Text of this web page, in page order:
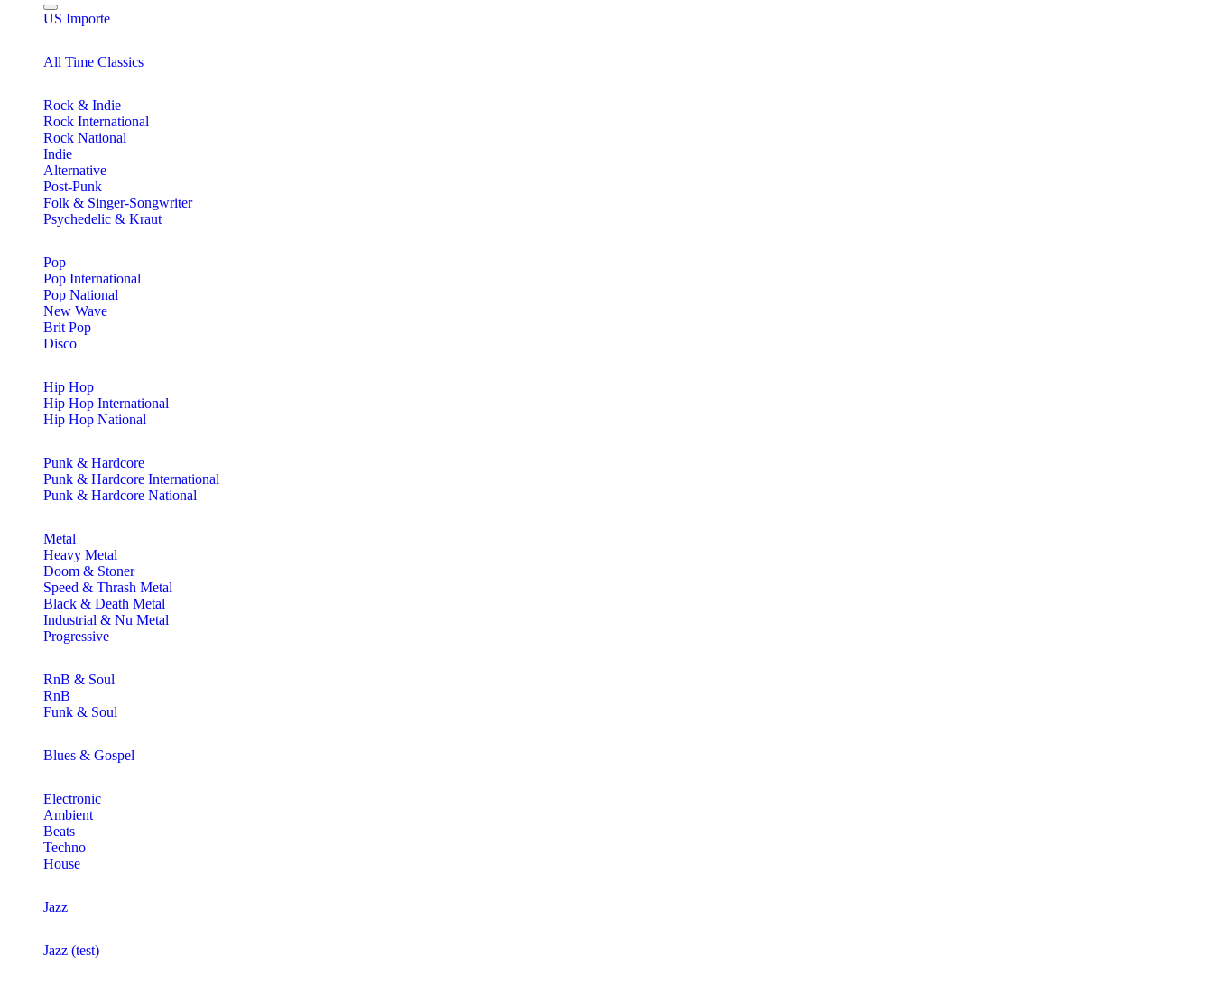
US Importe
All Time Classics
Rock & Indie
Rock International
Rock National
Indie
Alternative
Post-Punk
Folk & Singer-Songwriter
Psychedelic & Kraut
Pop
Pop International
Pop National
New Wave
Brit Pop
Disco
Hip Hop
Hip Hop International
Hip Hop National
Punk & Hardcore
Punk & Hardcore International
Punk & Hardcore National
Metal
Heavy Metal
Doom & Stoner
Speed & Thrash Metal
Black & Death Metal
Industrial & Nu Metal
Progressive
RnB & Soul
RnB
Funk & Soul
Blues & Gospel
Electronic
Ambient
Beats
Techno
House
Jazz
Jazz (test)